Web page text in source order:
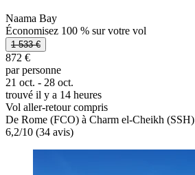
Naama Bay
Économisez 100 % sur votre vol
1 533 €
872 €
par personne
21 oct. - 28 oct.
trouvé il y a 14 heures
Vol aller-retour compris
De Rome (FCO) à Charm el-Cheikh (SSH)
6,2/10 (34 avis)